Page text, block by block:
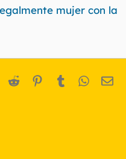
mujer con la
Reddit Pinterest
Tumblr